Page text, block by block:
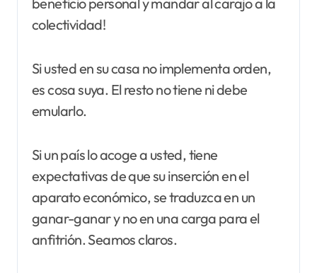
colectividad!
Si usted en su casa no implementa orden,
es cosa suya. El resto no tiene ni debe
emularlo.
Si un país lo acoge a usted, tiene
expectativas de que su inserción en el
aparato económico, se traduzca en un
ganar-ganar y no en una carga para el
anfitrión. Seamos claros.